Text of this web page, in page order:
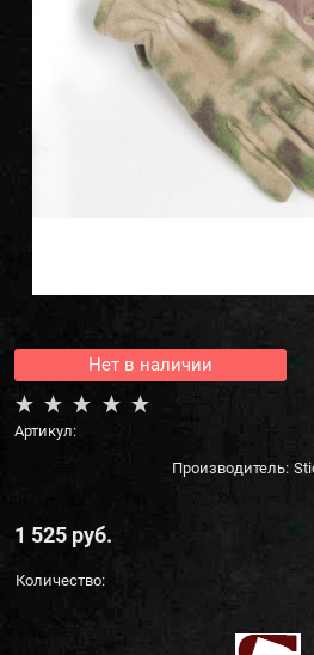
Нет в наличии
Артикул:
Производитель:
1 525 руб.
Количество: